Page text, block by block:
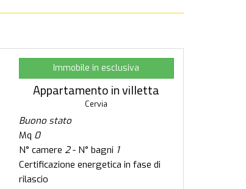
Immobile in esclusiva
Appartamento in villetta
Cervia
Buono stato
Mq 0
N° camere 2- N° bagni 1
Certificazione energetica in fase di
rilascio